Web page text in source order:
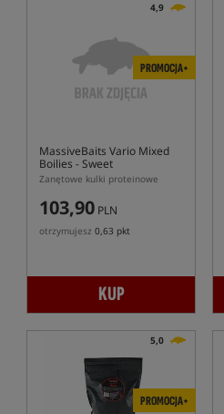
4,9
PROMOCJA+
MassiveBaits Vario Mixed
Boilies - Sweet
Zanętowe kulki proteinowe
103,90 PLN
otrzymujesz 0,63 pkt
KUP
5,0
PROMOCJA+